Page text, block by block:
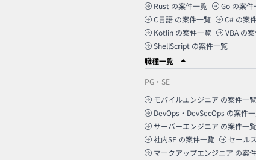
Rust の案件一覧 Go の案件
C言語 の案件一覧 C# の案
Kotlin の案件一覧 VBA の
ShellScript の案件一覧
職種一覧
PG・SE
モバイルエンジニア の案件一覧
DevOps・DevSecOps の案件
サーバーエンジニア の案件一覧
社内SE の案件一覧 セール
マークアップエンジニア の案